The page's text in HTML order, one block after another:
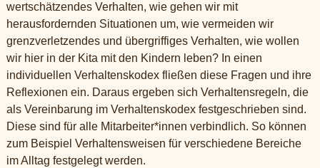
wertschätzendes Verhalten, wie gehen wir mit
herausfordernden Situationen um, wie vermeiden wir
grenzverletzendes und übergriffiges Verhalten, wie wollen
wir hier in der Kita mit den Kindern leben? In einen
individuellen Verhaltenskodex fließen diese Fragen und ihre
Reflexionen ein. Daraus ergeben sich Verhaltensregeln, die
als Vereinbarung im Verhaltenskodex festgeschrieben sind.
Diese sind für alle Mitarbeiter*innen verbindlich. So können
zum Beispiel Verhaltensweisen für verschiedene Bereiche
im Alltag festgelegt werden.